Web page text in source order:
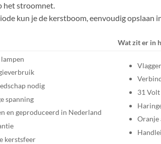
het stroomnet.
kun je de kerstboom, eenvoudig opslaan
Wat zit er in
nodig
spanning
en geproduceerd in Nederland
kerstsfeer
31
Oranje